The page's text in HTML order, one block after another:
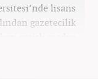
lisans
gazetecilik
çeşitli medya
editörü’ olarak